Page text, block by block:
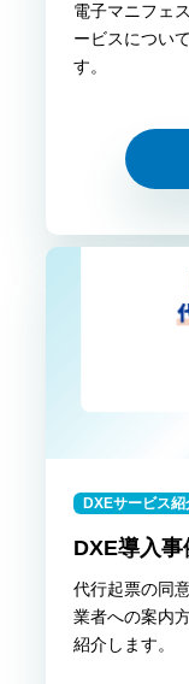
電子マニフェ
ービスについ
す。
DXEサービス紹
DXE導入
代行起票の同
業者への案内
紹介します。